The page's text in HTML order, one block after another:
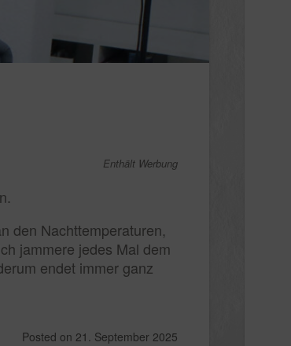
Enthält Werbung
den Nachttemperaturen,
jammere jedes Mal dem
endet immer ganz
Posted on 21. September 2025